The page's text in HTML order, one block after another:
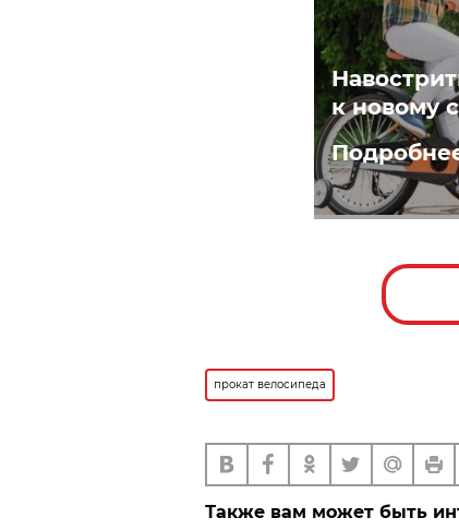
к новому
прокат велосипеда
Также вам может быть